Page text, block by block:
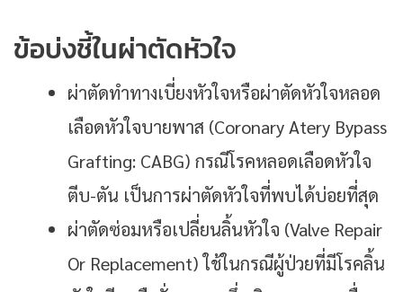
ข้อบ่งชี้ในผ่าตัดหัวใจ
ผ่าตัดทำทางเบี่ยงหัวใจหรือผ่าตัดหัวใจหลอด
เลือดหัวใจบายพาส (Coronary Atery Bypass
Grafting: CABG) กรณีโรคหลอดเลือดหัวใจ
ตีบ-ตัน เป็นการผ่าตัดหัวใจที่พบได้บ่อยที่สุด
ผ่าตัดซ่อมหรือเปลี่ยนลิ้นหัวใจ (Valve Repair
Or Replacement) ใช้ในกรณีผู้ป่วยที่มีโรคลิ้น